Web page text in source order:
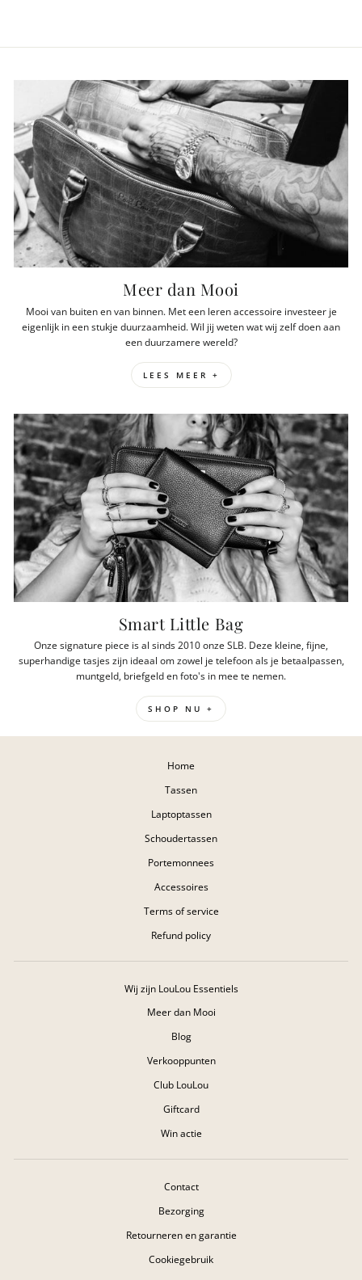
Meer dan Mooi
Mooi van buiten en van binnen. Met een leren accessoire investeer je
eigenlijk in een stukje duurzaamheid. Wil jij weten wat wij zelf doen aan
een duurzamere wereld?
LEES MEER +
Smart Little Bag
Onze signature piece is al sinds 2010 onze SLB. Deze kleine, fijne,
superhandige tasjes zijn ideaal om zowel je telefoon als je betaalpassen,
muntgeld, briefgeld en foto's in mee te nemen.
SHOP NU +
Home
Tassen
Laptoptassen
Schoudertassen
Portemonnees
Accessoires
Terms of service
Refund policy
Wij zijn LouLou Essentiels
Meer dan Mooi
Blog
Verkooppunten
Club LouLou
Giftcard
Win actie
Contact
Bezorging
Retourneren en garantie
Cookiegebruik